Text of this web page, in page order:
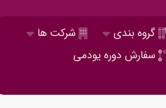
گروه بندی
شرکت ها
سفارش دوره یودمی